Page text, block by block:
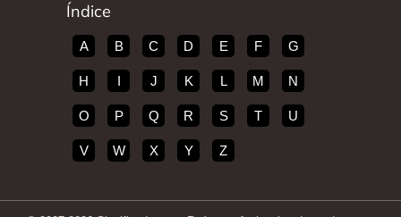
Índice
A B C D E F G
H I J K L M N
O P Q R S T U
V W X Y Z